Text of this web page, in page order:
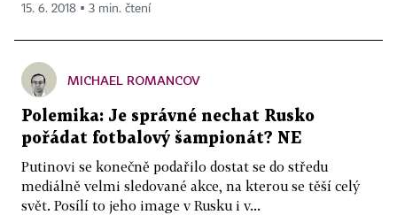
15. 6. 2018 ▪ 3 min. čtení
MICHAEL ROMANCOV
Polemika: Je správné nechat Rusko
pořádat fotbalový šampionát? NE
Putinovi se konečně podařilo dostat se do středu
mediálně velmi sledované akce, na kterou se těší celý
svět. Posílí to jeho image v Rusku i v...